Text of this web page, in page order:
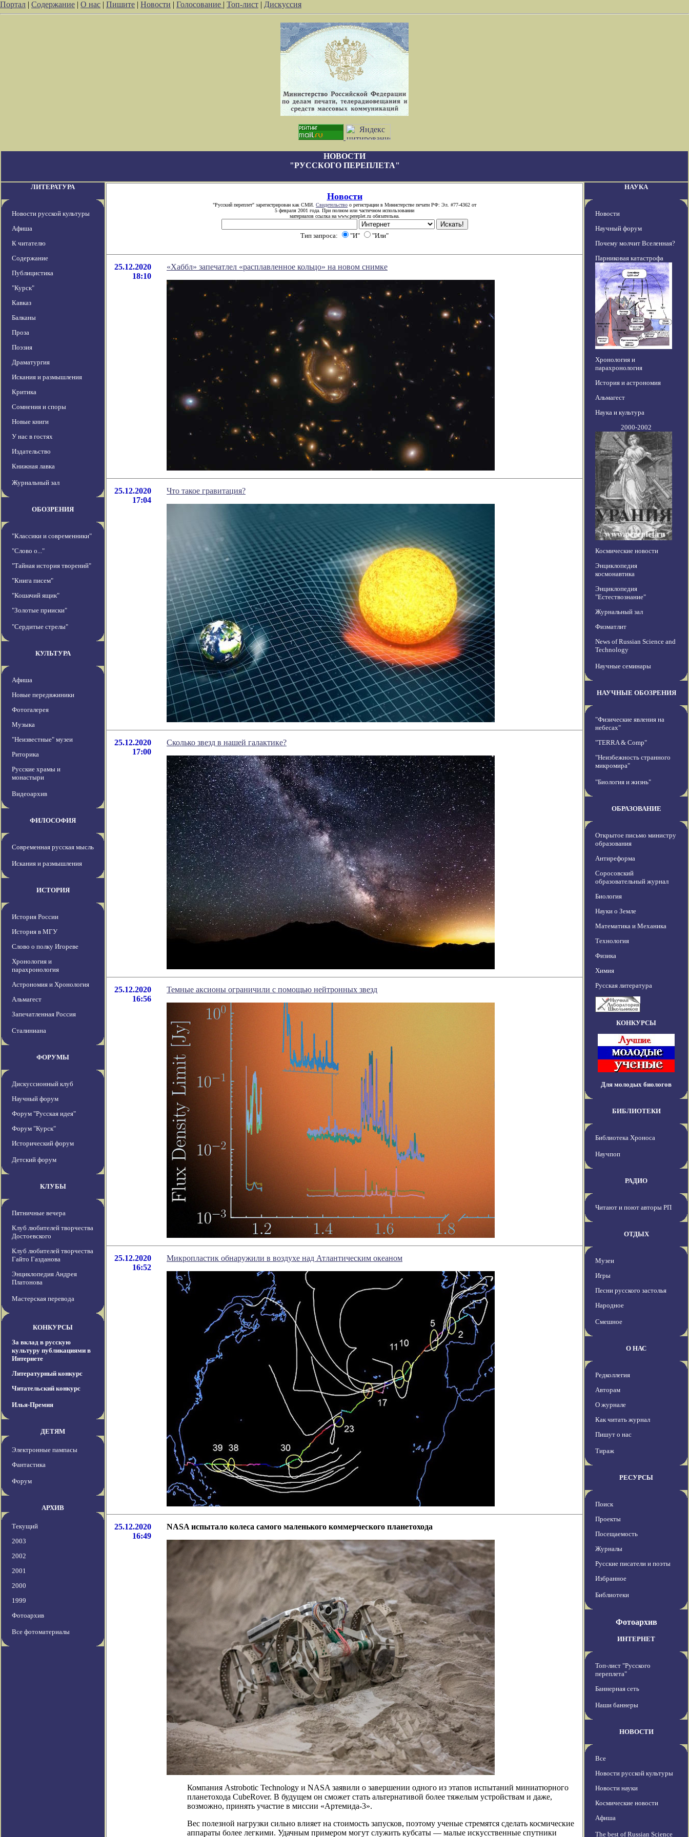
Портал | Содержание | О нас | Пишите | Новости | Голосование | Топ-лист | Дискуссия
НОВОСТИ
"РУССКОГО ПЕРЕПЛЕТА"
ЛИТЕРАТУРА
Новости русской культуры
Афиша
К читателю
Содержание
Публицистика
"Курск"
Кавказ
Балканы
Проза
Поэзия
Драматургия
Искания и размышления
Критика
Сомнения и споры
Новые книги
У нас в гостях
Издательство
Книжная лавка
Журнальный зал
ОБОЗРЕНИЯ
"Классики и современники"
"Слово о..."
"Тайная история творений"
"Книга писем"
"Кошачий ящик"
"Золотые прииски"
"Сердитые стрелы"
КУЛЬТУРА
Афиша
Новые передвжиники
Фотогалерея
Музыка
"Неизвестные" музеи
Риторика
Русские храмы и
монастыри
Видеоархив
ФИЛОСОФИЯ
Современная русская мысль
Искания и размышления
ИСТОРИЯ
История России
История в МГУ
Слово о полку Игореве
Хронология и
парахронология
Астрономия и Хронология
Альмагест
Запечатленная Россия
Сталиниана
ФОРУМЫ
Дискуссионный клуб
Научный форум
Форум "Русская идея"
Форум "Курск"
Исторический форум
Детский форум
КЛУБЫ
Пятничные вечера
Клуб любителей творчества
Достоевского
Клуб любителей творчества
Гайто Газданова
Энциклопедия Андрея
Платонова
Мастерская перевода
КОНКУРСЫ
За вклад в русскую
культуру публикациями в
Интернете
Литературный конкурс
Читательский конкурс
Илья-Премия
ДЕТЯМ
Электронные пампасы
Фантастика
Форум
АРХИВ
Текущий
2003
2002
2001
2000
1999
Фотоархив
Все фотоматериалы
Новости
"Русский переплет" зарегистрирован как СМИ. Свидетельство о регистрации в Министерстве печати РФ: Эл. #77-4362 от
5 февраля 2001 года. При полном или частичном использовании
материалов ссылка на www.pereplet.ru обязательна.
Тип запроса: "И" "Или"
25.12.2020
18:10
«Хаббл» запечатлел «расплавленное кольцо» на новом снимке
25.12.2020
17:04
Что такое гравитация?
25.12.2020
17:00
Сколько звезд в нашей галактике?
25.12.2020
16:56
Темные аксионы ограничили с помощью нейтронных звезд
25.12.2020
16:52
Микропластик обнаружили в воздухе над Атлантическим океаном
25.12.2020
16:49
NASA испытало колеса самого маленького коммерческого планетохода
Компания Astrobotic Technology и NASA заявили о завершении одного из этапов испытаний миниатюрного
планетохода CubeRover. В будущем он сможет стать альтернативой более тяжелым устройствам и даже,
возможно, принять участие в миссии «Артемида-3».
Вес полезной нагрузки сильно влияет на стоимость запусков, поэтому ученые стремятся сделать космические
аппараты более легкими. Удачным примером могут служить кубсаты — малые искусственные спутники
НАУКА
Новости
Научный форум
Почему молчит Вселенная?
Парниковая катастрофа
Хронология и
парахронология
История и астрономия
Альмагест
Наука и культура
2000-2002
Космические новости
Энциклопедия
космонавтика
Энциклопедия
"Естествознание"
Журнальный зал
Физматлит
News of Russian Science and
Technology
Научные семинары
НАУЧНЫЕ ОБОЗРЕНИЯ
"Физические явления на
небесах"
"TERRA & Comp"
"Неизбежность странного
микромира"
"Биология и жизнь"
ОБРАЗОВАНИЕ
Открытое письмо министру
образования
Антиреформа
Соросовский
образовательный журнал
Биология
Науки о Земле
Математика и Механика
Технология
Физика
Химия
Русская литература
КОНКУРСЫ
Для молодых биологов
БИБЛИОТЕКИ
Библиотека Хроноса
Научпоп
РАДИО
Читают и поют авторы РП
ОТДЫХ
Музеи
Игры
Песни русского застолья
Народное
Смешное
О НАС
Редколлегия
Авторам
О журнале
Как читать журнал
Пишут о нас
Тираж
РЕСУРСЫ
Поиск
Проекты
Посещаемость
Журналы
Русские писатели и поэты
Избранное
Библиотеки
Фотоархив
ИНТЕРНЕТ
Топ-лист "Русского
переплета"
Баннерная сеть
Наши баннеры
НОВОСТИ
Все
Новости русской культуры
Новости науки
Космические новости
Афиша
The best of Russian Science